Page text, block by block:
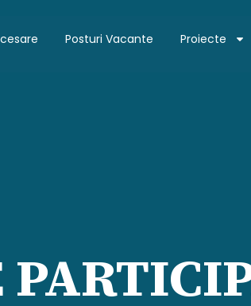
Posturi Vacante Proiecte